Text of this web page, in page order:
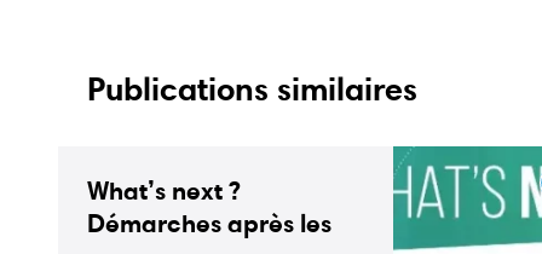
Publications similaires
What’s next ?
Démarches après les